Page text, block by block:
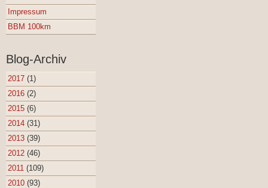
Impressum
BBM 100km
Blog-Archiv
2017 (1)
2016 (2)
2015 (6)
2014 (31)
2013 (39)
2012 (46)
2011 (109)
2010 (93)